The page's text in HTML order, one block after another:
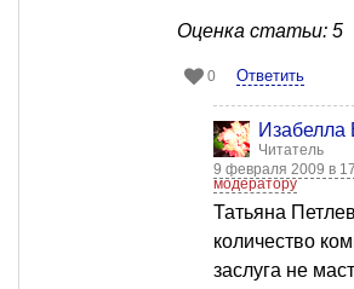
Оценка статьи: 5
0 Ответить
Изабелла
Читатель
9 февраля 2009 в
модератору
Татьяна
количество
заслуга не